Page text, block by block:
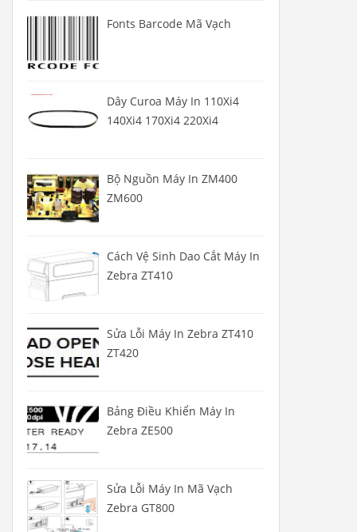
Fonts Barcode Mã Vạch
Dây Curoa Máy In 110Xi4
140Xi4 170Xi4 220Xi4
Bộ Nguồn Máy In ZM400
ZM600
Cách Vệ Sinh Dao Cắt Máy In
Zebra ZT410
Sửa Lỗi Máy In Zebra ZT410
ZT420
Bảng Điều Khiển Máy In
Zebra ZE500
Sửa Lỗi Máy In Mã Vạch
Zebra GT800